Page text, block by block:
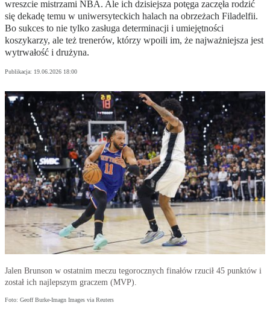
wreszcie mistrzami NBA. Ale ich dzisiejsza potęga zaczęła rodzić
się dekadę temu w uniwersyteckich halach na obrzeżach Filadelfii.
Bo sukces to nie tylko zasługa determinacji i umiejętności
koszykarzy, ale też trenerów, którzy wpoili im, że najważniejsza jest
wytrwałość i drużyna.
Publikacja: 19.06.2026 18:00
Jalen Brunson w ostatnim meczu tegorocznych finałów rzucił 45 punktów i
został ich najlepszym graczem (MVP).
Foto: Geoff Burke-Imagn Images via Reuters